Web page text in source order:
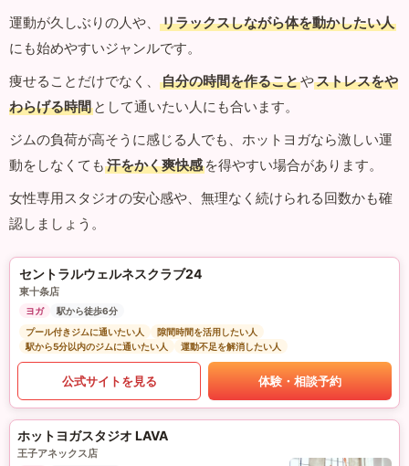
運動が久しぶりの人や、
リラックスしながら体を動かしたい人
にも始めやすいジャンルです。
痩せることだけでなく、
自分の時間を作ることやストレスをや
わらげる時間 として通いたい人にも合います。
ジムの負荷が高そうに感じる人でも、ホットヨガなら激しい運
動をしなくても 汗をかく爽快感 を得やすい場合があります。
女性専用スタジオの安心感や、無理なく続けられる回数かも確
認しましょう。
セントラルウェルネスクラブ24
東十条店
ヨガ
駅から徒歩6分
プール付きジムに通いたい人
隙間時間を活用したい人
駅から5分以内のジムに通いたい人
運動不足を解消したい人
公式サイトを見る 体験・相談予約
ホットヨガスタジオ LAVA
王子アネックス店